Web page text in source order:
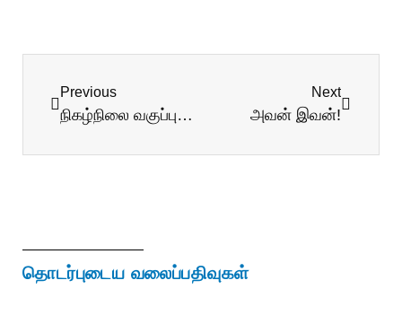
Previous
நிகழ்நிலை வகுப்புகள் ஒரு ஜோதிடக்கண்ணோட்டம்
Next
அவன் இவன்!
தொடர்புடைய வலைப்பதிவுகள்